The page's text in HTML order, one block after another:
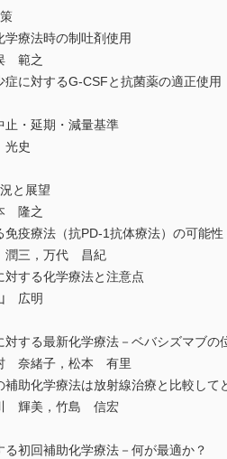
学療法時の制吐剤使用
範之
症に対するG-CSFと抗菌薬の適正使用
止・延期・減量基準
史
と展望
隆之
免疫療法（抗PD-1抗体療法）の可能性
三，万代 昌紀
対する化学療法と注意点
広明
対する最新化学療法－ベバシズマブの
奈緒子，松本 有里
補助化学療法は放射線治療と比較して
輝美，竹島 信宏
る初回補助化学療法－何が最適か？